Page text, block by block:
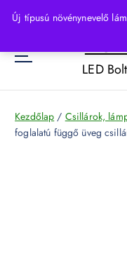
Új típusú növénynevelő
p
o
LED
Kezdőlap / Csillárok,
foglalatú függő üveg